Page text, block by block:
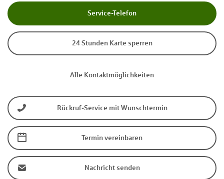
Service-Telefon
24 Stunden Karte sperren
Alle Kontaktmöglichkeiten
Rückruf-Service mit Wunschtermin
Termin vereinbaren
Nachricht senden